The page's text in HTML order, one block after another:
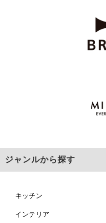
ジャンルから探す
キッチン
インテリア